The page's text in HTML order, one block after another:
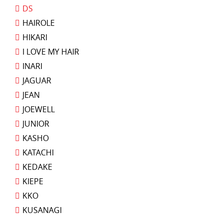
DS
HAIROLE
HIKARI
I LOVE MY HAIR
INARI
JAGUAR
JEAN
JOEWELL
JUNIOR
KASHO
KATACHI
KEDAKE
KIEPE
KKO
KUSANAGI